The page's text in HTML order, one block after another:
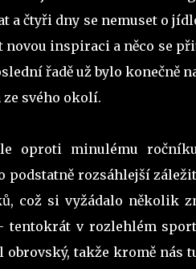
a čtyři dny se nemuset o
novou inspiraci a něco se
řadě už bylo konečně
ze svého okolí.
oproti minulému
podstatně rozsáhlejší
což si vyžádalo několik
tentokrát v rozlehlém
obrovský, takže kromě